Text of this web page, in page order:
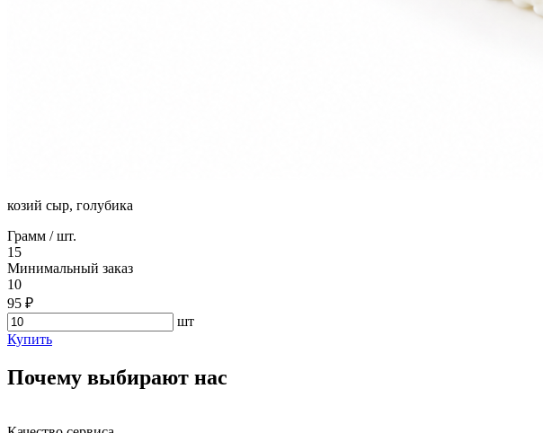
козий сыр, голубика
Грамм / шт.
15
Минимальный заказ
10
95 ₽
шт
Купить
Почему выбирают нас